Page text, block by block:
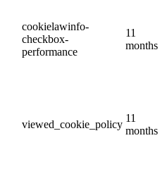
cookielawinfo-
checkbox-
performance
11
months
viewed_cookie_policy
11
months